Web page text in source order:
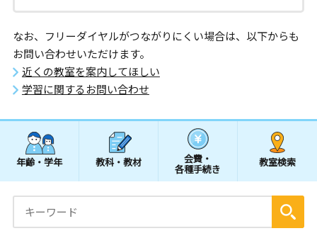
なお、フリーダイヤルがつながりにくい場合は、以下からも
お問い合わせいただけます。
近くの教室を案内してほしい
学習に関するお問い合わせ
年齢・学年 教科・教材 会費・
各種手続き
教室検索